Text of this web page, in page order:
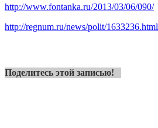
http://www.fontanka.ru/2013/03/06/090/
http://regnum.ru/news/polit/1633236.html
Поделитесь этой записью!